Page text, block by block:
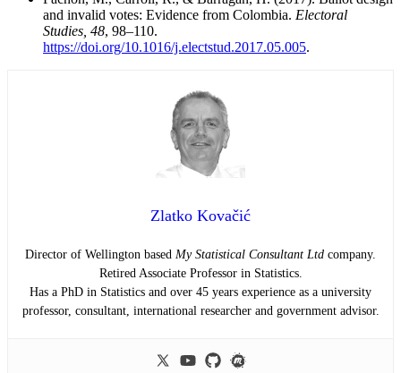
and invalid votes: Evidence from Colombia. Electoral
Studies, 48, 98–110.
https://doi.org/10.1016/j.electstud.2017.05.005.
Zlatko Kovačić
Director of Wellington based My Statistical Consultant Ltd company.
Retired Associate Professor in Statistics.
Has a PhD in Statistics and over 45 years experience as a university
professor, consultant, international researcher and government advisor.